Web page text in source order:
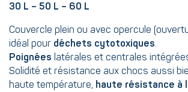
30 L – 50 L – 60 L
Couvercle plein ou avec opercule
idéal pour déchets cytotoxiques.
Poignées latérales et centrales
Solidité et résistance aux chocs aussi
haute température, haute résistance à